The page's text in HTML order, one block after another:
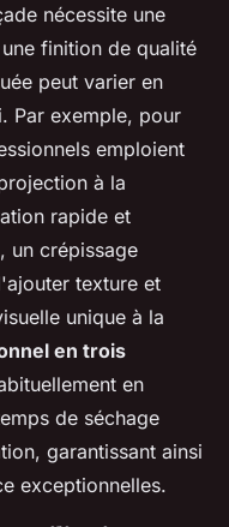
nécessite une
finition de qualité
peut varier en
Par exemple, pour
emploient
à la
rapide et
, un crépissage
texture et
unique à la
en trois
en
de séchage
garantissant ainsi
exceptionnelles.